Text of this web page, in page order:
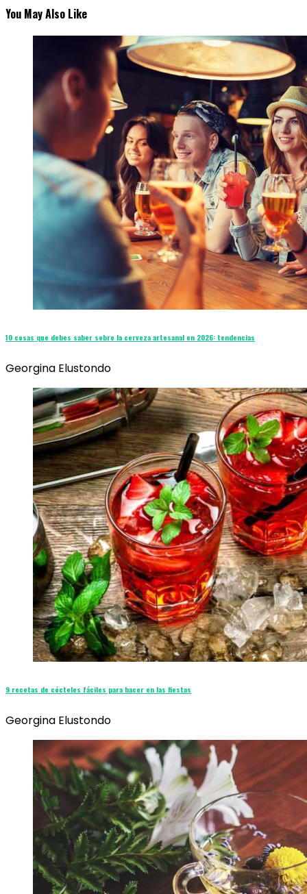
You May Also Like
10 cosas que debes saber sobre la cerveza artesanal en 2026: tendencias
Georgina Elustondo
9 recetas de cócteles fáciles para hacer en las fiestas
Georgina Elustondo